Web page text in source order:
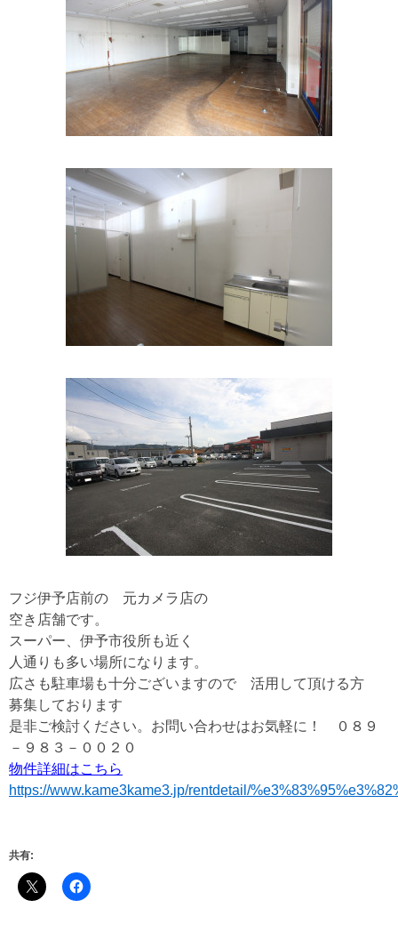
フジ伊予店前の 元カメラ店の
空き店舗です。
スーパー、伊予市役所も近く
人通りも多い場所になります。
広さも駐車場も十分ございますので 活用して頂ける方
募集しております
是非ご検討ください。お問い合わせはお気軽に！ ０８９
－９８３－００２０
物件詳細はこちら
https://www.kame3kame3.jp/rentdetail/
共有: